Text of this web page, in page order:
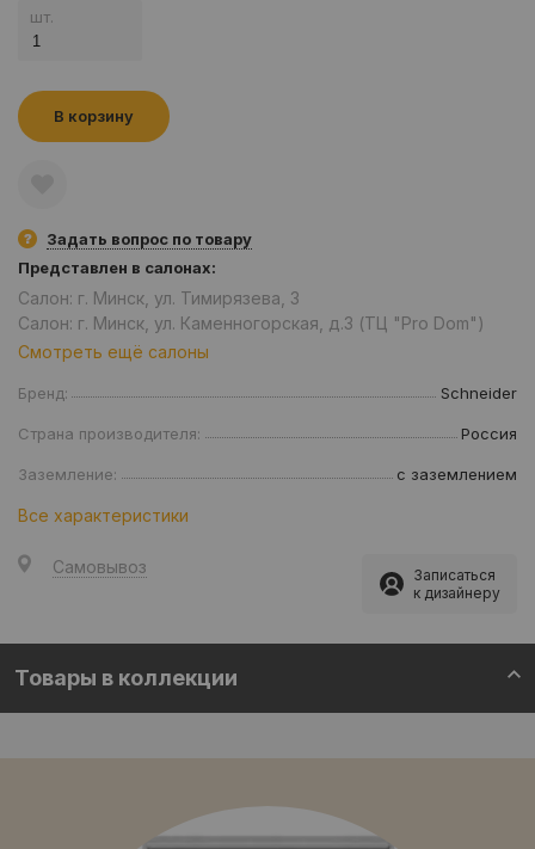
шт.
В корзину
Задать вопрос по товару
Представлен в салонах:
Салон: г. Минск, ул. Тимирязева, 3
Салон: г. Минск, ул. Каменногорская, д.3 (ТЦ "Pro Dom")
Смотреть ещё салоны
Бренд: Schneider
Страна производителя: Россия
Заземление: с заземлением
Все характеристики
Самовывоз
Записаться
к дизайнеру
Товары в коллекции